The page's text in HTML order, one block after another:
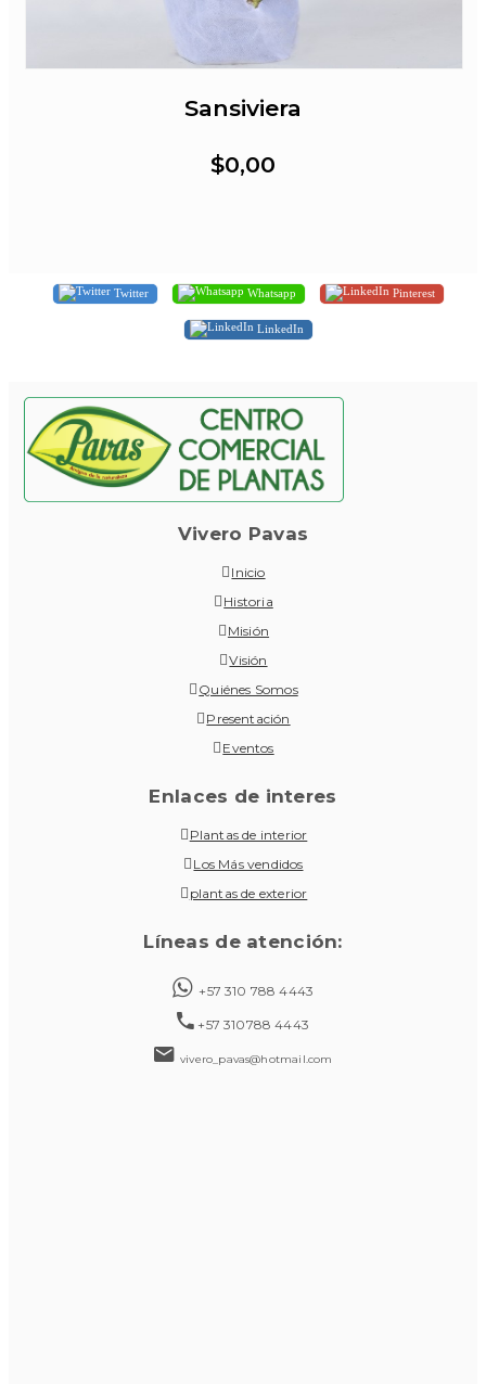
Sansiviera
$0,00
Twitter Whatsapp Pinterest
LinkedIn
Vivero Pavas
Inicio
Historia
Misión
Visión
Quiénes Somos
Presentación
Eventos
Enlaces de interes
Plantas de interior
Los Más vendidos
plantas de exterior
Líneas de atención:
+57 310 788 4443
+57 310788 4443
vivero_pavas@hotmail.com